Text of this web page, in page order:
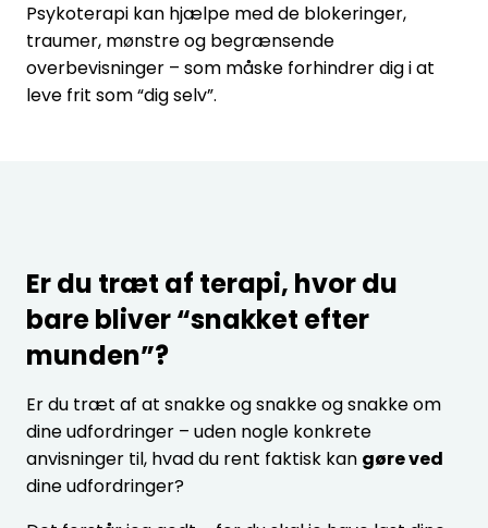
Psykoterapi kan hjælpe med de blokeringer,
traumer, mønstre og begrænsende
overbevisninger – som måske forhindrer dig i at
leve frit som “dig selv”.
Er du træt af terapi, hvor du
bare bliver “snakket efter
munden”?
Er du træt af at snakke og snakke og snakke om
dine udfordringer – uden nogle konkrete
anvisninger til, hvad du rent faktisk kan gøre ved
dine udfordringer?